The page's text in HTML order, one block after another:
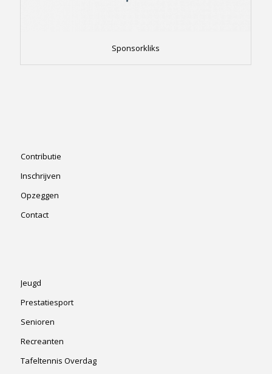
Sponsorkliks
Contributie
Inschrijven
Opzeggen
Contact
Jeugd
Prestatiesport
Senioren
Recreanten
Tafeltennis Overdag